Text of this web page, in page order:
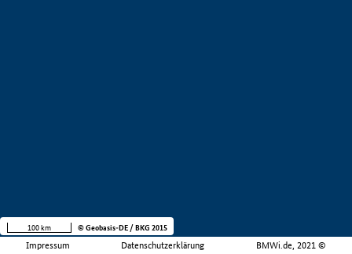
Impressum Datenschutzerklärung BMWi.de, 2021 ©
100 km © Geobasis-DE / BKG 2015